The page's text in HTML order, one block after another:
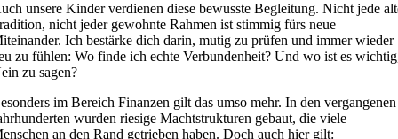
unsere Kinder verdienen diese bewusste Begleitung. Nicht jede
nicht jeder gewohnte Rahmen ist stimmig fürs neue
Ich bestärke dich darin, mutig zu prüfen und immer wieder
zu fühlen: Wo finde ich echte Verbundenheit? Und wo ist es
zu sagen?
im Bereich Finanzen gilt das umso mehr. In den vergangenen
wurden riesige Machtstrukturen gebaut, die viele
an den Rand getrieben haben. Doch auch hier gilt: